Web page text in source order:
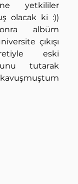
yetkililer
olacak ki :))
albüm
çıkışı
eski
tutarak